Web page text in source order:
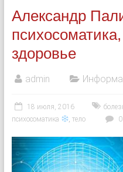
Александр
здоровье
admin
18 июля, 2016
психосоматика
,тело